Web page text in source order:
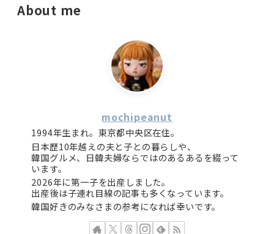
About me
mochipeanut
1994年生まれ。東京都中央区在住。
日本歴10年越えの夫と子との暮らしや、
韓国グルメ、日韓夫婦ならではのあるあるを綴って
います。
2026年に第一子を出産しました。
出産後は子連れ目線の記事も多くなっています。
韓国好きのみなさまの参考になれば幸いです。